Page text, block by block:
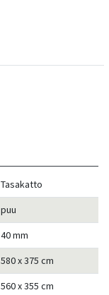
Tasakatto
puu
40 mm
580 x 375 cm
560 x 355 cm